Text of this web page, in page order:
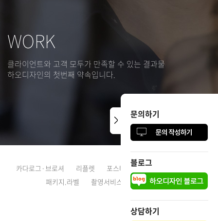
문의하기
블로그
상담하기
문의하기
블로그
상담하기
WORK
클라이언트와 고객 모두가 만족할 수 있는 결과물
하오디자인의 첫번째 약속입니다.
카다로그·브로셔 리플렛 포스터·전단지
패키지.라벨
촬영서비스 다국어디자인